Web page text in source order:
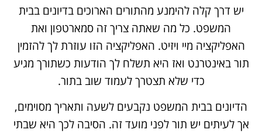
יש דרך קלה להימנע מהתורים הארוכים בדיונים בבית
המשפט. כל מה שאתה צריך זה סמארטפון ואת
האפליקציה מיי ויזיט. האפליקציה הזו עוזרת לך להזמין
תור באינטרנט ואז היא תשלח לך הודעות כשתורך מגיע
כדי שלא תצטרך לעמוד שוב בתור.
הדיונים בבית המשפט נקבעים לשעה ותאריך מסוימים,
אך לעיתים יש תור לפני מועד זה. הסיבה לכך היא שבתי